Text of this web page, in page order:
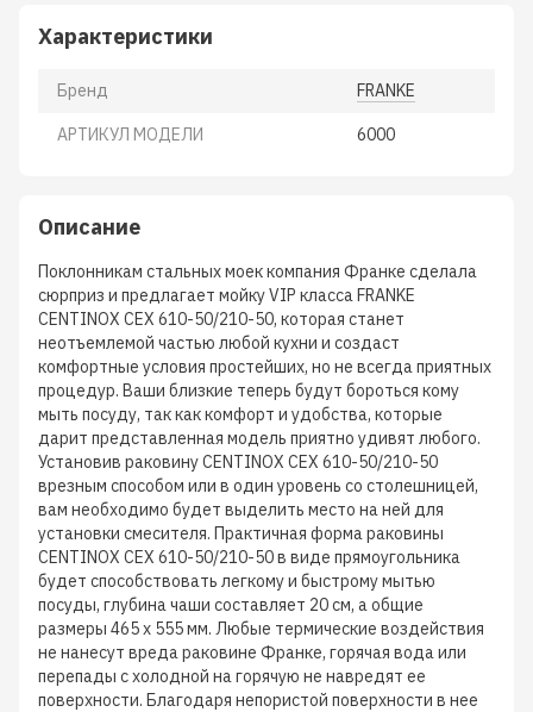
Характеристики
Бренд FRANKE
АРТИКУЛ МОДЕЛИ 6000
Описание
Поклонникам стальных моек компания Франке сделала
сюрприз и предлагает мойку VIP класса FRANKE
CENTINOX CEX 610-50/210-50, которая станет
неотъемлемой частью любой кухни и создаст
комфортные условия простейших, но не всегда приятных
процедур. Ваши близкие теперь будут бороться кому
мыть посуду, так как комфорт и удобства, которые
дарит представленная модель приятно удивят любого.
Установив раковину CENTINOX CEX 610-50/210-50
врезным способом или в один уровень со столешницей,
вам необходимо будет выделить место на ней для
установки смесителя. Практичная форма раковины
CENTINOX CEX 610-50/210-50 в виде прямоугольника
будет способствовать легкому и быстрому мытью
посуды, глубина чаши составляет 20 см, а общие
размеры 465 х 555 мм. Любые термические воздействия
не нанесут вреда раковине Франке, горячая вода или
перепады с холодной на горячую не навредят ее
поверхности. Благодаря непористой поверхности в нее